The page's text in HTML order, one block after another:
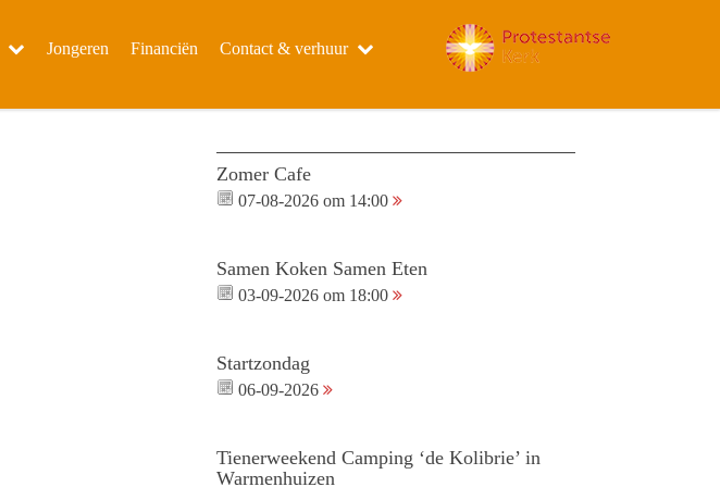
Jongeren Financiën Contact & verhuur
Zomer Cafe
07-08-2026 om 14:00
Samen Koken Samen Eten
03-09-2026 om 18:00
Startzondag
06-09-2026
Tienerweekend Camping ‘de Kolibrie’ in
Warmenhuizen